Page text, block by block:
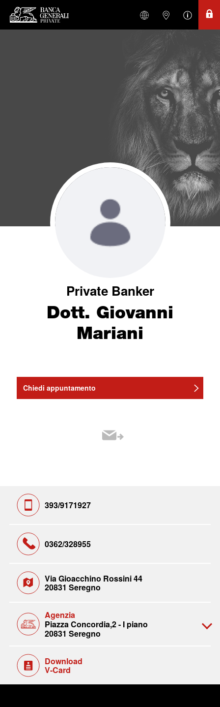
Private Banker
Dott. Giovanni
Mariani
Chiedi appuntamento
393/9171927
0362/328955
Via Gioacchino Rossini 44
20831 Seregno
Agenzia
Piazza Concordia,2 - I piano
20831 Seregno
Download
V-Card